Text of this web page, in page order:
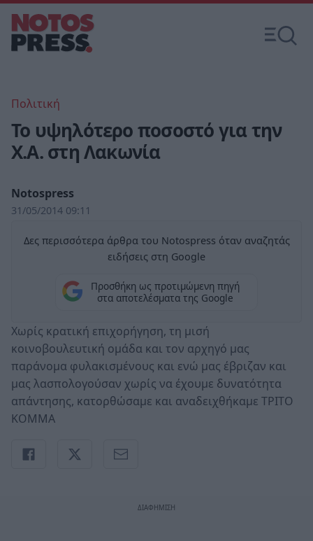
Πολιτική
Το υψηλότερο ποσοστό για την
Χ.Α. στη Λακωνία
Notospress
31/05/2014 09:11
Δες περισσότερα άρθρα του Notospress όταν αναζητάς
ειδήσεις στη Google
Προσθήκη ως προτιμώμενη πηγή
στα αποτελέσματα της Google
Xωρίς κρατική επιχορήγηση, τη μισή
κοινοβουλευτική ομάδα και τον αρχηγό μας
παράνομα φυλακισμένους και ενώ μας έβριζαν και
μας λασπολογούσαν χωρίς να έχουμε δυνατότητα
απάντησης, κατορθώσαμε και αναδειχθήκαμε ΤΡΙΤΟ
ΚΟΜΜΑ